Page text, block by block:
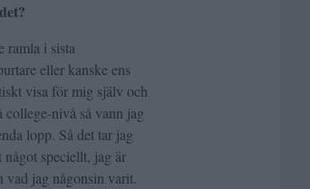
ramla i sista
eller kanske ens
visa för mig själv och
nivå så vann jag
lopp. Så det tar jag
speciellt, jag är
vad jag någonsin varit.